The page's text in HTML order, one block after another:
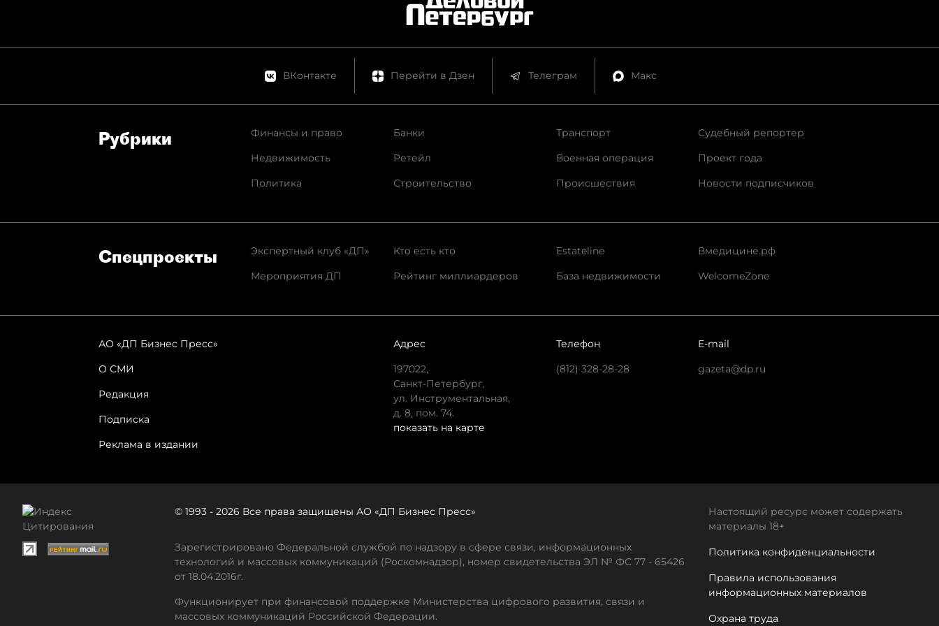
ВКонтакте Перейти в Дзен Телеграм Макс
Рубрики
Финансы и право
Недвижимость
Политика
Банки
Ретейл
Строительство
Транспорт
Военная операция
Происшествия
Судебный репортер
Проект года
Новости подписчиков
Спец­проекты
Экспертный клуб «ДП»
Мероприятия ДП
Кто есть кто
Рейтинг миллиардеров
Estateline
База недвижимости
Вмедицине.рф
WelcomeZone
АО «ДП Бизнес Пресс»
О СМИ
Редакция
Подписка
Реклама в издании
Адрес
197022,
Санкт-Петербург,
ул. Инструментальная,
д. 8, пом. 74.
показать на карте
Телефон
(812) 328-28-28
E-mail
gazeta@dp.ru
© 1993 - 2026 Все права защищены АО «ДП Бизнес Пресс»
Зарегистрировано Федеральной службой по надзору в сфере связи, информационных
технологий и массовых коммуникаций (Роскомнадзор), номер свидетельства ЭЛ № ФС 77 - 65426
от 18.04.2016г.
Функционирует при финансовой поддержке Министерства цифрового развития, связи и
массовых коммуникаций Российской Федерации.
Настоящий ресурс может содержать
материалы 18+
Политика конфиденциальности
Правила использования
информационных материалов
Охрана труда